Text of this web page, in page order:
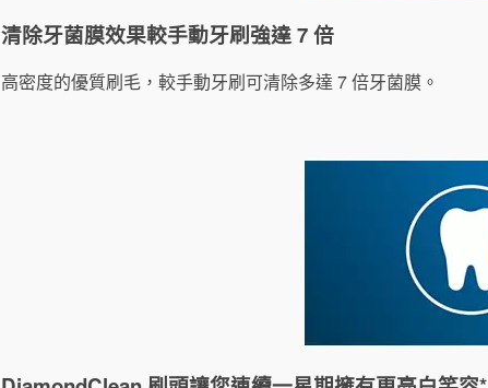
清除牙菌膜效果較手動牙刷強達 7 倍
高密度的優質刷毛，較手動牙刷可清除多達 7 倍牙菌膜。